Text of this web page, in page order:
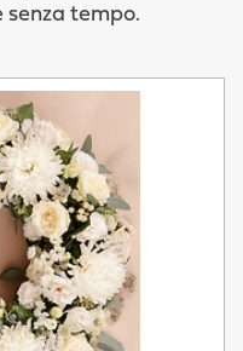
senza tempo.